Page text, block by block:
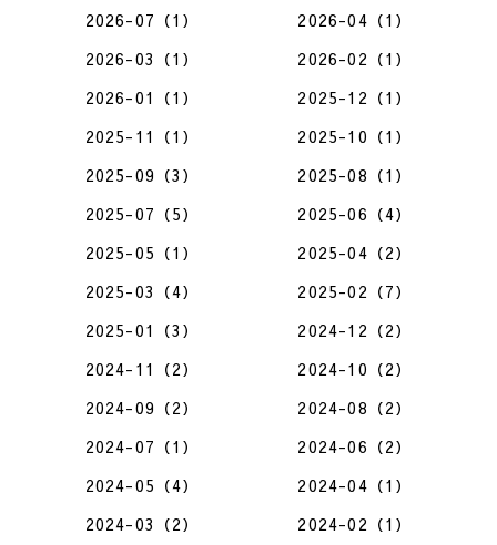
2026-07（1）
2026-04（1）
2026-03（1）
2026-02（1）
2026-01（1）
2025-12（1）
2025-11（1）
2025-10（1）
2025-09（3）
2025-08（1）
2025-07（5）
2025-06（4）
2025-05（1）
2025-04（2）
2025-03（4）
2025-02（7）
2025-01（3）
2024-12（2）
2024-11（2）
2024-10（2）
2024-09（2）
2024-08（2）
2024-07（1）
2024-06（2）
2024-05（4）
2024-04（1）
2024-03（2）
2024-02（1）